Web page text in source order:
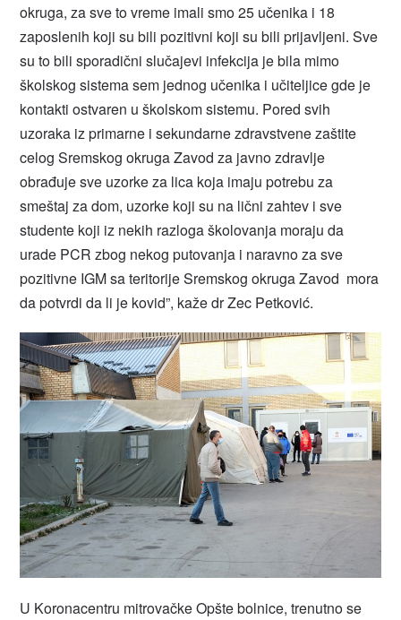
okruga, za sve to vreme imali smo 25 učenika i 18
zaposlenih koji su bili pozitivni koji su bili prijavljeni. Sve
su to bili sporadični slučajevi infekcija je bila mimo
školskog sistema sem jednog učenika i učiteljice gde je
kontakti ostvaren u školskom sistemu. Pored svih
uzoraka iz primarne i sekundarne zdravstvene zaštite
celog Sremskog okruga Zavod za javno zdravlje
obrađuje sve uzorke za lica koja imaju potrebu za
smeštaj za dom, uzorke koji su na lični zahtev i sve
studente koji iz nekih razloga školovanja moraju da
urade PCR zbog nekog putovanja i naravno za sve
pozitivne IGM sa teritorije Sremskog okruga Zavod mora
da potvrdi da li je kovid”, kaže dr Zec Petković.
U Koronacentru mitrovačke Opšte bolnice, trenutno se